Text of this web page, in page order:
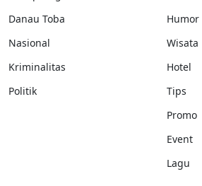
Danau Toba
Nasional
Kriminalitas
Politik
Humor
Wisata
Hotel
Tips
Promo
Event
Lagu